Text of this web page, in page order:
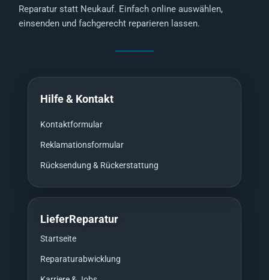
Reparatur statt Neukauf. Einfach online auswählen,
einsenden und fachgerecht reparieren lassen.
Hilfe & Kontakt
Kontaktformular
Reklamationsformular
Rücksendung & Rückerstattung
LieferReparatur
Startseite
Reparaturabwicklung